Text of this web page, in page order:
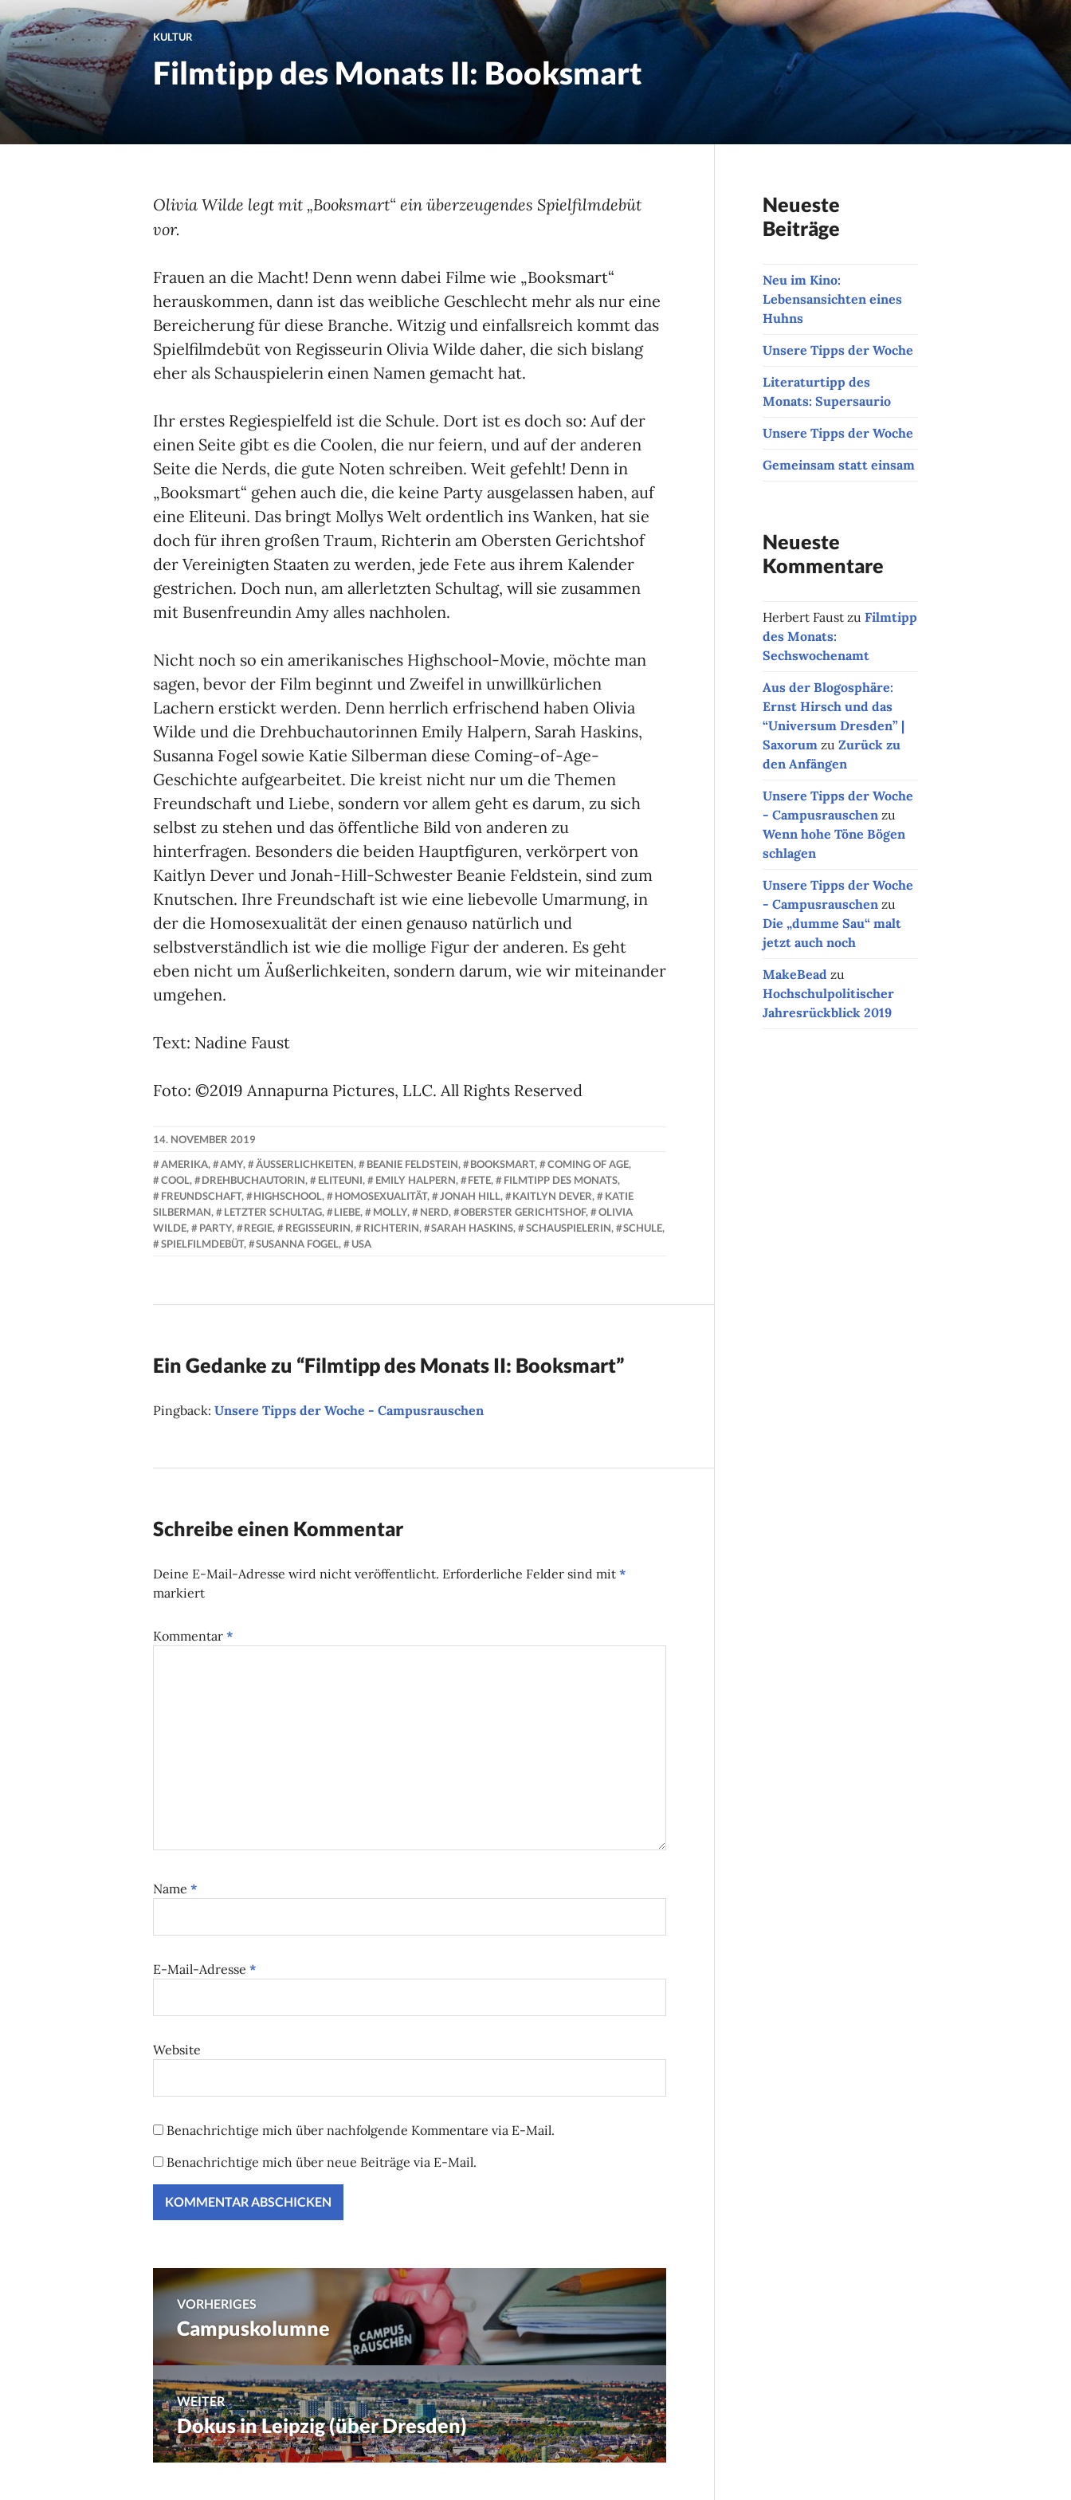
KULTUR
Filmtipp des Monats II: Booksmart
Olivia Wilde legt mit „Booksmart“ ein überzeugendes Spielfilmdebüt
vor.
Frauen an die Macht! Denn wenn dabei Filme wie „Booksmart“
herauskommen, dann ist das weibliche Geschlecht mehr als nur eine
Bereicherung für diese Branche. Witzig und einfallsreich kommt das
Spielfilmdebüt von Regisseurin Olivia Wilde daher, die sich bislang
eher als Schauspielerin einen Namen gemacht hat.
Ihr erstes Regiespielfeld ist die Schule. Dort ist es doch so: Auf der
einen Seite gibt es die Coolen, die nur feiern, und auf der anderen
Seite die Nerds, die gute Noten schreiben. Weit gefehlt! Denn in
„Booksmart“ gehen auch die, die keine Party ausgelassen haben, auf
eine Eliteuni. Das bringt Mollys Welt ordentlich ins Wanken, hat sie
doch für ihren großen Traum, Richterin am Obersten Gerichtshof
der Vereinigten Staaten zu werden, jede Fete aus ihrem Kalender
gestrichen. Doch nun, am allerletzten Schultag, will sie zusammen
mit Busenfreundin Amy alles nachholen.
Nicht noch so ein amerikanisches Highschool-Movie, möchte man
sagen, bevor der Film beginnt und Zweifel in unwillkürlichen
Lachern erstickt werden. Denn herrlich erfrischend haben Olivia
Wilde und die Drehbuchautorinnen Emily Halpern, Sarah Haskins,
Susanna Fogel sowie Katie Silberman diese Coming-of-Age-
Geschichte aufgearbeitet. Die kreist nicht nur um die Themen
Freundschaft und Liebe, sondern vor allem geht es darum, zu sich
selbst zu stehen und das öffentliche Bild von anderen zu
hinterfragen. Besonders die beiden Hauptfiguren, verkörpert von
Kaitlyn Dever und Jonah-Hill-Schwester Beanie Feldstein, sind zum
Knutschen. Ihre Freundschaft ist wie eine liebevolle Umarmung, in
der die Homosexualität der einen genauso natürlich und
selbstverständlich ist wie die mollige Figur der anderen. Es geht
eben nicht um Äußerlichkeiten, sondern darum, wie wir miteinander
umgehen.
Text: Nadine Faust
Foto: ©2019 Annapurna Pictures, LLC. All Rights Reserved
14. NOVEMBER 2019
NADINE
FAUST
AMERIKA, AMY, ÄUSSERLICHKEITEN , BEANIE FELDSTEIN, BOOKSMART, COMING OF AGE,
COOL, DREHBUCHAUTORIN, ELITEUNI, EMILY HALPERN, FETE, FILMTIPP DES MONATS,
FREUNDSCHAFT, HIGHSCHOOL, HOMOSEXUALITÄT, JONAH HILL, KAITLYN DEVER,
KATIE
SILBERMAN, LETZTER SCHULTAG, LIEBE, MOLLY, NERD, OBERSTER GERICHTSHOF,
OLIVIA
WILDE, PARTY, REGIE, REGISSEURIN, RICHTERIN, SARAH HASKINS, SCHAUSPIELERIN, SCHULE,
SPIELFILMDEBÜT, SUSANNA FOGEL, USA
Ein Gedanke zu “Filmtipp des Monats II: Booksmart”
Pingback: Unsere Tipps der Woche - Campusrauschen
Schreibe einen Kommentar
Deine E-Mail-Adresse wird nicht veröffentlicht. Erforderliche Felder sind mit *
markiert
Kommentar *
Name *
E-Mail-Adresse *
Website
Benachrichtige mich über nachfolgende Kommentare via E-Mail.
Benachrichtige mich über neue Beiträge via E-Mail.
Beitragsnavigation
VORHERIGES
Vorheriger
Campuskolumne
WEITER
Nächster
Beitrag:
Dokus in Leipzig (über Dresden)
Neueste
Beiträge
Neu im Kino:
Lebensansichten eines
Huhns
Unsere Tipps der Woche
Literaturtipp des
Monats: Supersaurio
Unsere Tipps der Woche
Gemeinsam statt einsam
Neueste
Kommentare
Herbert Faust zu Filmtipp
des Monats:
Sechswochenamt
Aus der Blogosphäre:
Ernst Hirsch und das
“Universum Dresden” |
Saxorum zu Zurück zu
den Anfängen
Unsere Tipps der Woche
- Campusrauschen zu
Wenn hohe Töne Bögen
schlagen
Unsere Tipps der Woche
- Campusrauschen zu
Die „dumme Sau“ malt
jetzt auch noch
MakeBead zu
Hochschulpolitischer
Jahresrückblick 2019